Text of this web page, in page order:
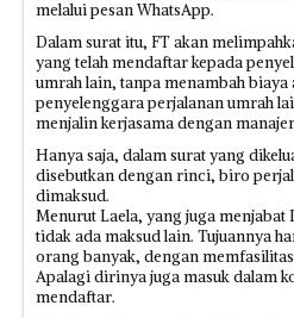
melalui pesan WhatsApp.
Dalam surat itu, FT akan
yang telah mendaftar kepada
umrah lain, tanpa menambah biaya
penyelenggara perjalanan umrah
menjalin kerjasama dengan
Hanya saja, dalam surat yang
disebutkan dengan rinci, biro
dimaksud.
Menurut Laela, yang juga menjabat
tidak ada maksud lain. Tujuannya
orang banyak, dengan
Apalagi dirinya juga masuk dalam
mendaftar.